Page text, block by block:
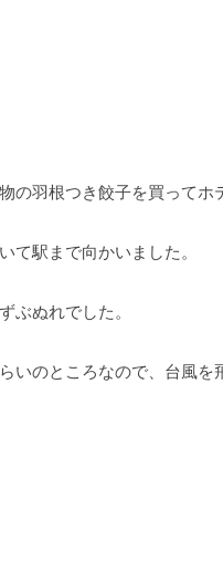
の羽根つき餃子を買ってホ
て駅まで向かいました。
ぶぬれでした。
いのところなので、台風を